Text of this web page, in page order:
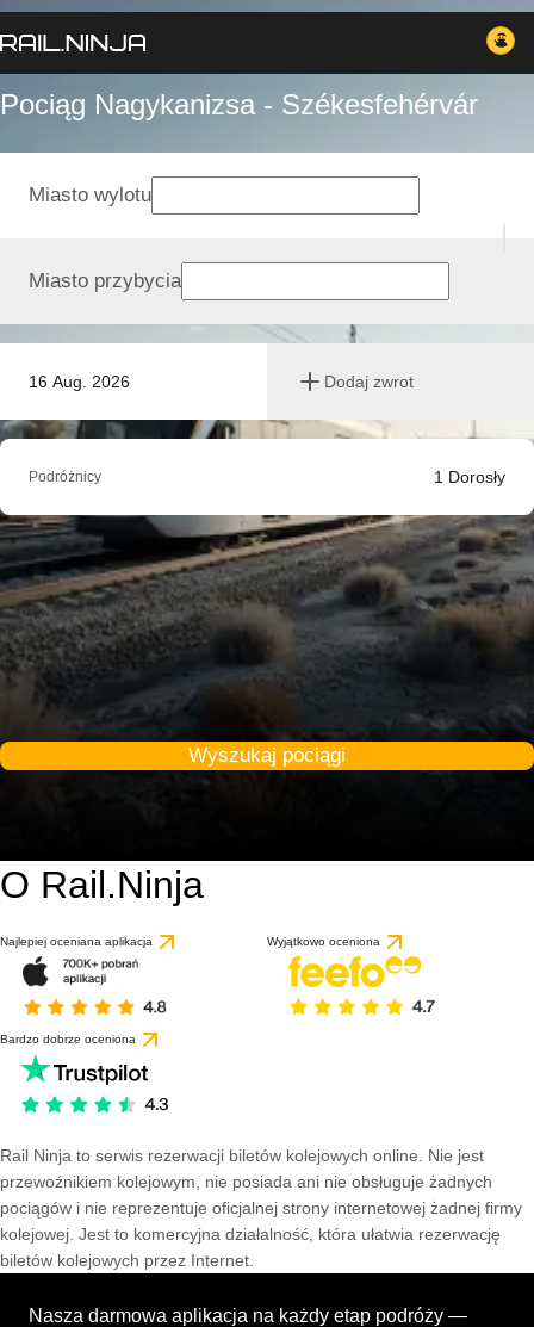
Pociąg Nagykanizsa - Székesfehérvár
16 Aug. 2026 Dodaj zwrot
Miasto wylotu
Miasto przybycia
Podróżnicy 1 Dorosły
Wyszukaj pociągi
O Rail.Ninja
Najlepiej oceniana aplikacja Wyjątkowo oceniona
Bardzo dobrze oceniona
Rail Ninja to serwis rezerwacji biletów kolejowych online. Nie jest
przewoźnikiem kolejowym, nie posiada ani nie obsługuje żadnych
pociągów i nie reprezentuje oficjalnej strony internetowej żadnej firmy
kolejowej. Jest to komercyjna działalność, która ułatwia rezerwację
biletów kolejowych przez Internet.
Nasza darmowa aplikacja na każdy etap podróży —